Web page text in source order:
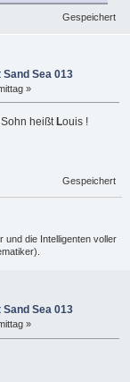
Gespeichert
Sea 013
»
heißt Louis !
Gespeichert
und die Intelligenten voller
Sea 013
»